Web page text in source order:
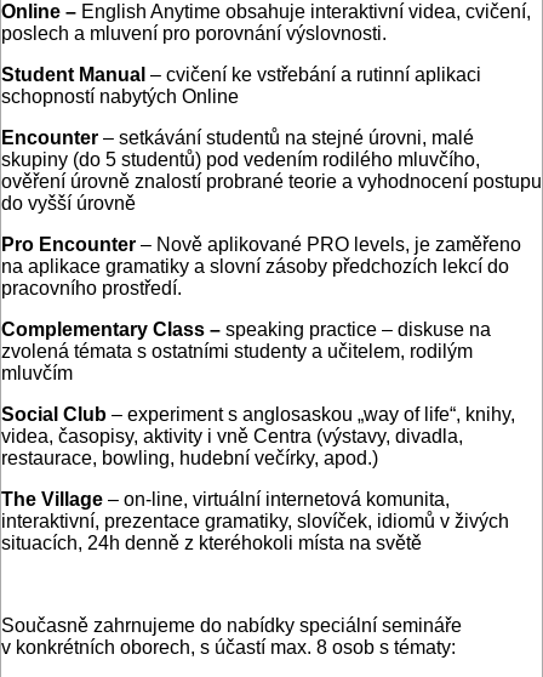
Online – English Anytime obsahuje interaktivní videa, cvičení,
poslech a mluvení pro porovnání výslovnosti.
Student Manual – cvičení ke vstřebání a rutinní aplikaci
schopností nabytých Online
Encounter – setkávání studentů na stejné úrovni, malé
skupiny (do 5 studentů) pod vedením rodilého mluvčího,
ověření úrovně znalostí probrané teorie a vyhodnocení postupu
do vyšší úrovně
Pro Encounter – Nově aplikované PRO levels, je zaměřeno
na aplikace gramatiky a slovní zásoby předchozích lekcí do
pracovního prostředí.
Complementary Class – speaking practice – diskuse na
zvolená témata s ostatními studenty a učitelem, rodilým
mluvčím
Social Club – experiment s anglosaskou „way of life“, knihy,
videa, časopisy, aktivity i vně Centra (výstavy, divadla,
restaurace, bowling, hudební večírky, apod.)
The Village – on-line, virtuální internetová komunita,
interaktivní, prezentace gramatiky, slovíček, idiomů v živých
situacích, 24h denně z kteréhokoli místa na světě
Současně zahrnujeme do nabídky speciální semináře
v konkrétních oborech, s účastí max. 8 osob s tématy: